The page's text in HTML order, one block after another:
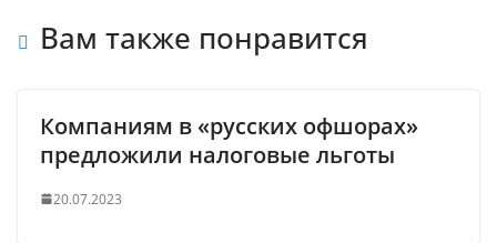
Вам также понравится
Компаниям в «русских офшорах»
предложили налоговые льготы
20.07.2023